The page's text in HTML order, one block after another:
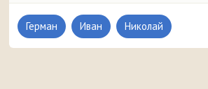
Герман Иван Николай